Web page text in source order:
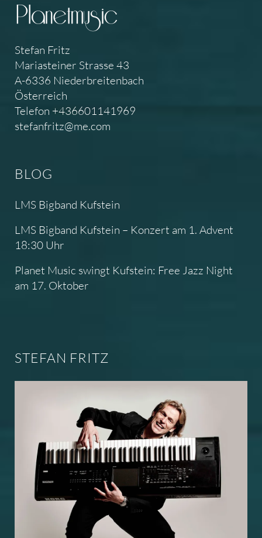
Stefan Fritz
Mariasteiner Strasse 43
A-6336 Niederbreitenbach
Österreich
Telefon +436601141969
stefanfritz@me.com
BLOG
LMS Bigband Kufstein
LMS Bigband Kufstein – Konzert am 1. Advent
18:30 Uhr
Planet Music swingt Kufstein: Free Jazz Night
am 17. Oktober
STEFAN FRITZ